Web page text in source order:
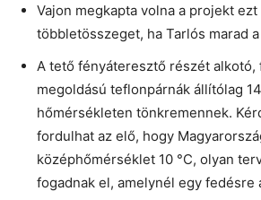
Vajon megkapta volna a projekt ezt
többletösszeget, ha Tarlós marad
A tető fényáteresztő részét alkotó,
megoldású teflonpárnák állítólag
hőmérsékleten tönkremennek.
fordulhat az elő, hogy
középhőmérséklet 10 °C, olyan
fogadnak el, amelynél egy fedésre